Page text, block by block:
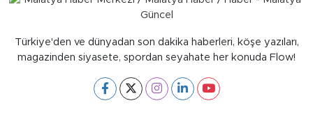
Türkiye'den ve dünyadan son dakika haberleri, köşe yazıları,
magazinden siyasete, spordan seyahate her konuda Flow!
Siyaset
Adıyaman